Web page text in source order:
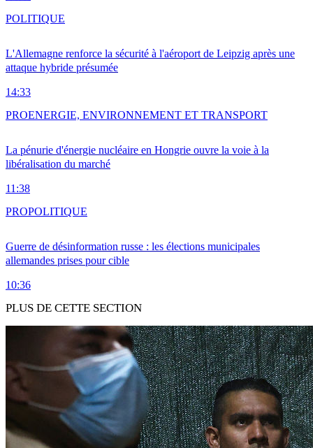
L'Allemagne renforce la sécurité à l'aéroport de Leipzig après une
attaque hybride présumée
14:33
POLITIQUE
La pénurie d'énergie nucléaire en Hongrie ouvre la voie à la
libéralisation du marché
11:38
PROENERGIE, ENVIRONNEMENT ET TRANSPORT
Guerre de désinformation russe : les élections municipales
allemandes prises pour cible
10:36
PROPOLITIQUE
PLUS DE CETTE SECTION